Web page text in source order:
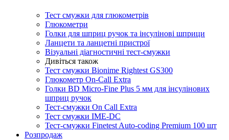
Тест смужки для глюкометрів
Глюкометри
Голки для шприц ручок та інсулінові шприци
Ланцети та ланцетні пристрої
Візуальні діагностичні тест-смужки
Дивіться також
Тест смужки Bionime Rightest GS300
Глюкометр On-Call Extra
Голки BD Micro-Fine Plus 5 мм для інсулінових
шприц ручок
Тест-смужки On Call Extra
Тест смужки IME-DC
Тест-смужки Finetest Auto-coding Premium 100 шт
Розпродаж